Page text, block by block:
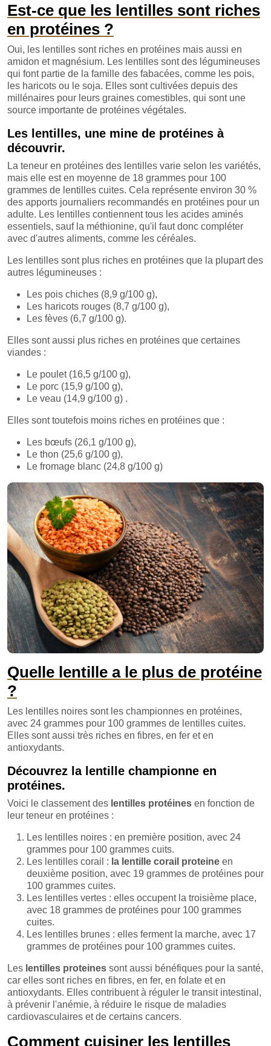
Est-ce que les lentilles sont riches
en protéines ?
Oui, les lentilles sont riches en protéines mais aussi en
amidon et magnésium. Les lentilles sont des légumineuses
qui font partie de la famille des fabacées, comme les pois,
les haricots ou le soja. Elles sont cultivées depuis des
millénaires pour leurs graines comestibles, qui sont une
source importante de protéines végétales.
Les lentilles, une mine de protéines à
découvrir.
La teneur en protéines des lentilles varie selon les variétés,
mais elle est en moyenne de 18 grammes pour 100
grammes de lentilles cuites. Cela représente environ 30 %
des apports journaliers recommandés en protéines pour un
adulte. Les lentilles contiennent tous les acides aminés
essentiels, sauf la méthionine, qu'il faut donc compléter
avec d'autres aliments, comme les céréales.
Les lentilles sont plus riches en protéines que la plupart des
autres légumineuses :
Les pois chiches (8,9 g/100 g),
Les haricots rouges (8,7 g/100 g),
Les fèves (6,7 g/100 g).
Elles sont aussi plus riches en protéines que certaines
viandes :
Le poulet (16,5 g/100 g),
Le porc (15,9 g/100 g),
Le veau (14,9 g/100 g) .
Elles sont toutefois moins riches en protéines que :
Les bœufs (26,1 g/100 g),
Le thon (25,6 g/100 g),
Le fromage blanc (24,8 g/100 g)
Quelle lentille a le plus de protéine
?
Les lentilles noires sont les championnes en protéines,
avec 24 grammes pour 100 grammes de lentilles cuites.
Elles sont aussi très riches en fibres, en fer et en
antioxydants.
Découvrez la lentille championne en
protéines.
Voici le classement des lentilles protéines en fonction de
leur teneur en protéines :
Les lentilles noires : en première position, avec 24
grammes pour 100 grammes cuits.
Les lentilles corail : la lentille corail proteine en
deuxième position, avec 19 grammes de protéines pour
100 grammes cuites.
Les lentilles vertes : elles occupent la troisième place,
avec 18 grammes de protéines pour 100 grammes
cuites.
Les lentilles brunes : elles ferment la marche, avec 17
grammes de protéines pour 100 grammes cuites.
Les lentilles proteines sont aussi bénéfiques pour la santé,
car elles sont riches en fibres, en fer, en folate et en
antioxydants. Elles contribuent à réguler le transit intestinal,
à prévenir l'anémie, à réduire le risque de maladies
cardiovasculaires et de certains cancers.
Comment cuisiner les lentilles